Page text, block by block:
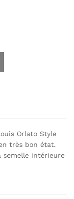
Orlato Style
très bon état.
semelle intérieure